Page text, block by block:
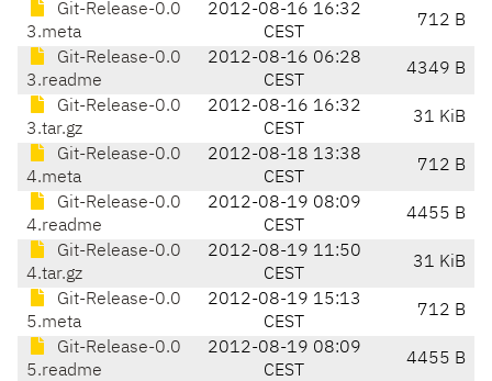
Git-Release-0.0
3.meta
2012-08-16 16:32
CEST
712 B
Git-Release-0.0
3.readme
2012-08-16 06:28
CEST
4349 B
Git-Release-0.0
3.tar.gz
2012-08-16 16:32
CEST
31 KiB
Git-Release-0.0
4.meta
2012-08-18 13:38
CEST
712 B
Git-Release-0.0
4.readme
2012-08-19 08:09
CEST
4455 B
Git-Release-0.0
4.tar.gz
2012-08-19 11:50
CEST
31 KiB
Git-Release-0.0
5.meta
2012-08-19 15:13
CEST
712 B
Git-Release-0.0
5.readme
2012-08-19 08:09
CEST
4455 B